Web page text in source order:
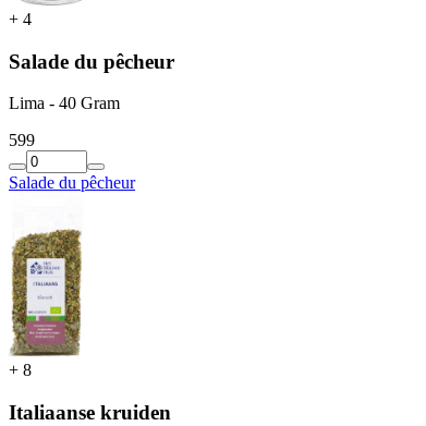
+ 4
Salade du pêcheur
Lima - 40 Gram
599
Salade du pêcheur
+ 8
Italiaanse kruiden